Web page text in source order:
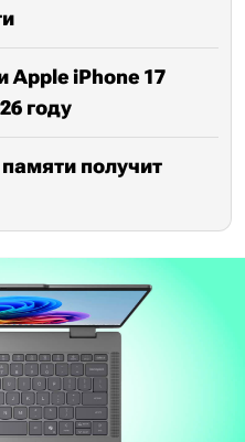
Apple iPhone 17
году
получит